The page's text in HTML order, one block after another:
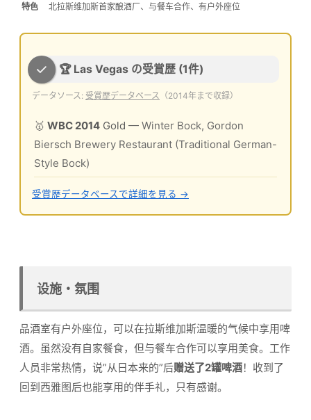
特色 北拉斯维加斯首家酿酒厂、与餐车合作、有户外座位
🏆 Las Vegas の受賞歴 (1件)
データソース: 受賞歴データベース （2014年まで収録）
🥇 WBC 2014 Gold — Winter Bock, Gordon
Biersch Brewery Restaurant (Traditional German-
Style Bock)
受賞歴データベースで詳細を見る →
设施・氛围
品酒室有户外座位，可以在拉斯维加斯温暖的气候中享用啤
酒。虽然没有自家餐食，但与餐车合作可以享用美食。工作
人员非常热情，说”从日本来的”后赠送了2罐啤酒！收到了
回到西雅图后也能享用的伴手礼，只有感谢。